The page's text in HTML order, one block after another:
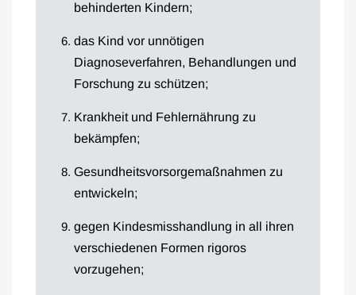
behinderten Kindern;
das Kind vor unnötigen
Diagnoseverfahren, Behandlungen und
Forschung zu schützen;
Krankheit und Fehlernährung zu
bekämpfen;
Gesundheitsvorsorgemaßnahmen zu
entwickeln;
gegen Kindesmisshandlung in all ihren
verschiedenen Formen rigoros
vorzugehen;